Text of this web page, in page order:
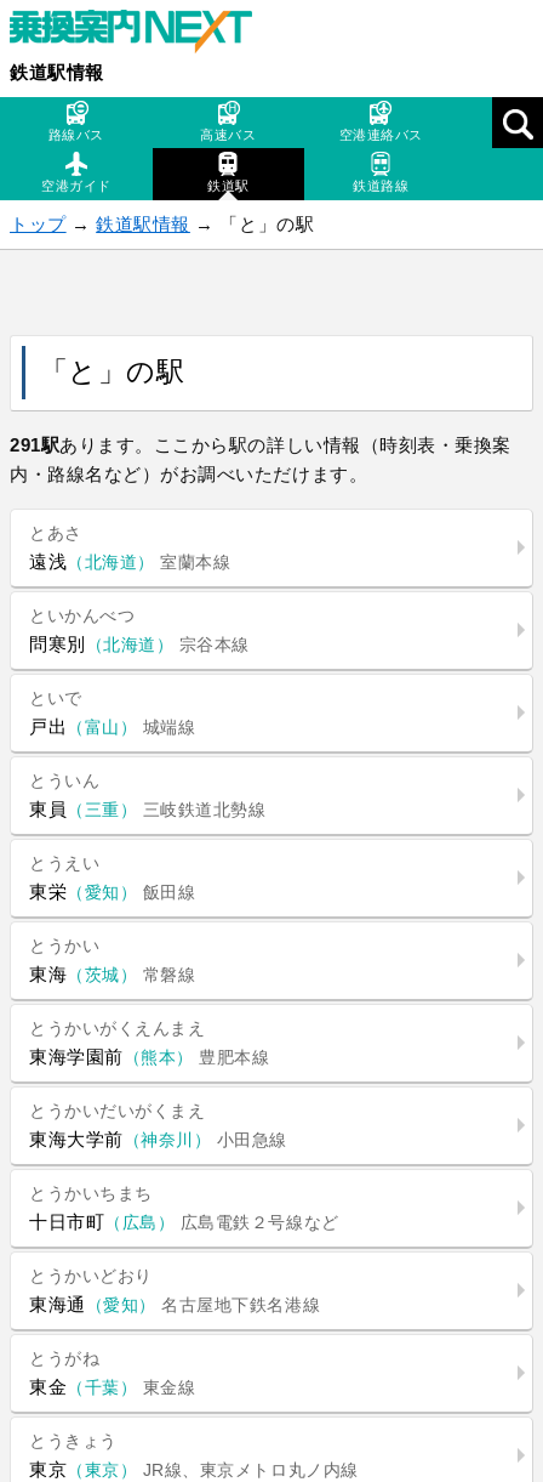
鉄道駅情報
路線バス 高速バス 空港連絡バス
空港ガイド 鉄道駅 鉄道路線
トップ→鉄道駅情報 → 「と」の駅
「と」の駅
291駅あります。ここから駅の詳しい情報（時刻表・乗換案
内・路線名など）がお調べいただけます。
とあさ
遠浅 （北海道） 室蘭本線
といかんべつ
問寒別 （北海道） 宗谷本線
といで
戸出 （富山） 城端線
とういん
東員 （三重） 三岐鉄道北勢線
とうえい
東栄 （愛知） 飯田線
とうかい
東海 （茨城） 常磐線
とうかいがくえんまえ
東海学園前 （熊本） 豊肥本線
とうかいだいがくまえ
東海大学前 （神奈川） 小田急線
とうかいちまち
十日市町 （広島） 広島電鉄２号線など
とうかいどおり
東海通 （愛知） 名古屋地下鉄名港線
とうがね
東金 （千葉） 東金線
とうきょう
東京 （東京） JR線、東京メトロ丸ノ内線